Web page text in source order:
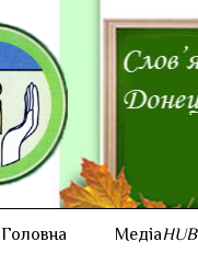
Головна МедіаHUB